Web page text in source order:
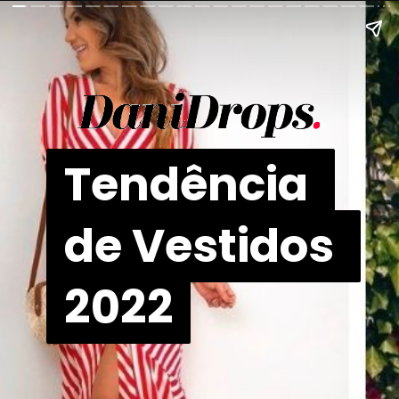
Tendência
de Vestidos
2022
Tendência
de Vestidos
2022